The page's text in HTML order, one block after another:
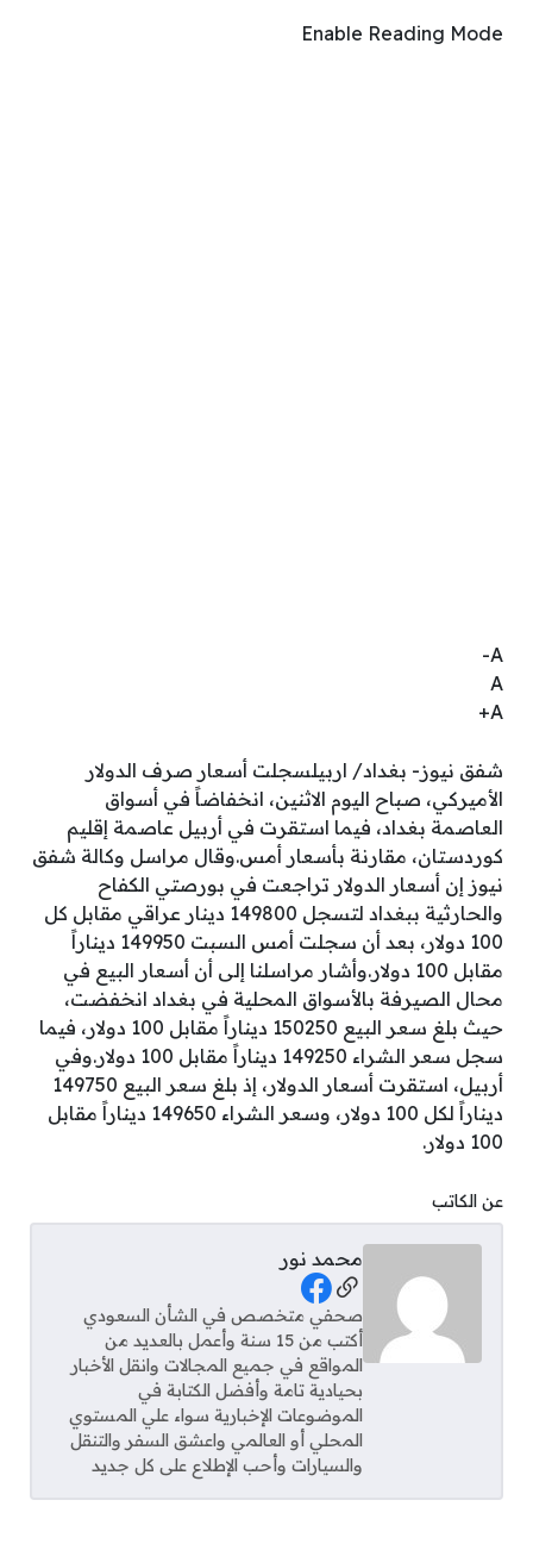
Enable Reading Mode
A-
A
A+
شفق نيوز- بغداد/ اربيلسجلت أسعار صرف الدولار
الأميركي، صباح اليوم الاثنين، انخفاضاً في أسواق
العاصمة بغداد، فيما استقرت في أربيل عاصمة إقليم
كوردستان، مقارنة بأسعار أمس.وقال مراسل وكالة شفق
نيوز إن أسعار الدولار تراجعت في بورصتي الكفاح
والحارثية ببغداد لتسجل 149800 دينار عراقي مقابل كل
100 دولار، بعد أن سجلت أمس السبت 149950 ديناراً
مقابل 100 دولار.وأشار مراسلنا إلى أن أسعار البيع في
محال الصيرفة بالأسواق المحلية في بغداد انخفضت،
حيث بلغ سعر البيع 150250 ديناراً مقابل 100 دولار، فيما
سجل سعر الشراء 149250 ديناراً مقابل 100 دولار.وفي
أربيل، استقرت أسعار الدولار، إذ بلغ سعر البيع 149750
ديناراً لكل 100 دولار، وسعر الشراء 149650 ديناراً مقابل
100 دولار.
عن الكاتب
محمد نور
Social Links
صحفي متخصص في الشأن السعودي
أكتب من 15 سنة وأعمل بالعديد من
المواقع في جميع المجالات وانقل الأخبار
بحيادية تامة وأفضل الكتابة في
الموضوعات الإخبارية سواء علي المستوي
المحلي أو العالمي واعشق السفر والتنقل
والسيارات وأحب الإطلاع على كل جديد